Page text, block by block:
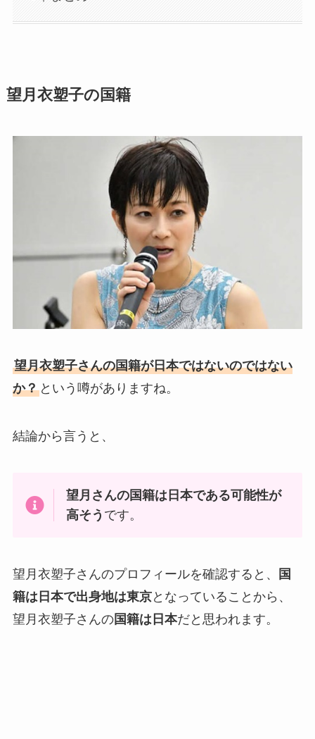
望月衣塑子の国籍
望月衣塑子さんの国籍が日本ではないのではない
か？という噂がありますね。
結論から言うと、
望月さんの国籍は日本である可能性が
高そう です。
望月衣塑子さんのプロフィールを確認すると、
国
籍は日本で出身地は東京となっていることから、
望月衣塑子さんの国籍は日本だと思われます。